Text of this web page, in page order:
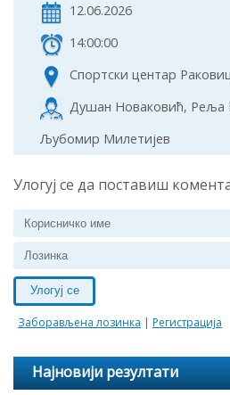
12.06.2026
14:00:00
Спортски центар
Душан Новаковић, Реља
Љубомир Милетијев
Улогуј се да поставиш
Улогуј се
Заборављена лозинка | Регистрација
Најновији резултати